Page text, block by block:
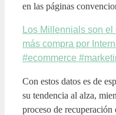
en las páginas
Los Millennials son
más compra por
#ecommerce
Con estos datos es de
su tendencia al alza,
proceso de